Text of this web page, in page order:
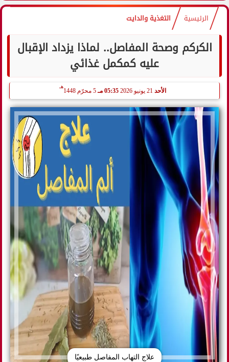
الرئيسية التغذية والدايت
الكركم وصحة المفاصل.. لماذا يزداد الإقبال
عليه كمكمل غذائي
الأحد 05:35 مـ 5 محرّم 1448
هـ
علاج التهاب المفاصل طبيعيًا